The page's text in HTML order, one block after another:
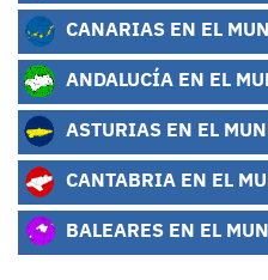
CANARIAS EN EL
ANDALUCÍA EN EL
ASTURIAS EN EL
CANTABRIA EN EL
BALEARES EN EL